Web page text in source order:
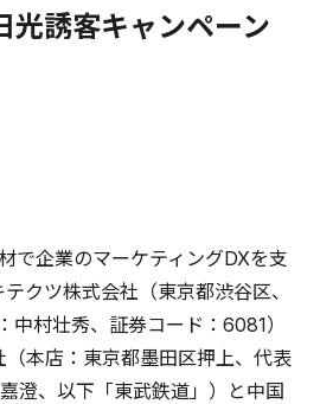
光誘客キャンペーン
で企業のマーケティングDXを支
クツ株式会社（東京都渋谷区、
中村壮秀、証券コード：6081）
本店：東京都墨田区押上、代表
澄、以下「東武鉄道」）と中国